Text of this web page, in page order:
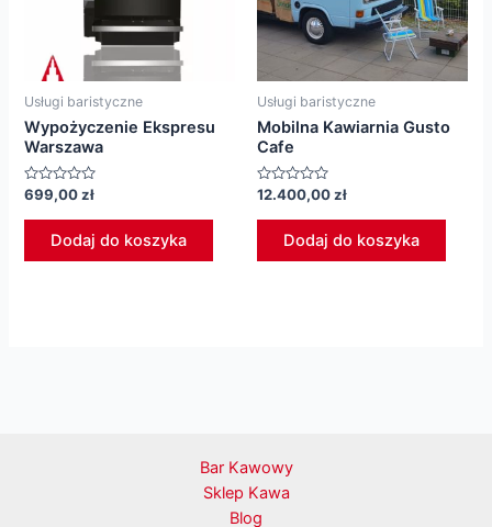
Usługi baristyczne
Wypożyczenie Ekspresu
Warszawa
Oceniono
na
699,00zł
Dodaj do koszyka
Usługi baristyczne
Mobilna Kawiarnia Gusto
Cafe
Oceniono
na
12.400,00zł
Dodaj do koszyka
Bar Kawowy
Sklep Kawa
Blog